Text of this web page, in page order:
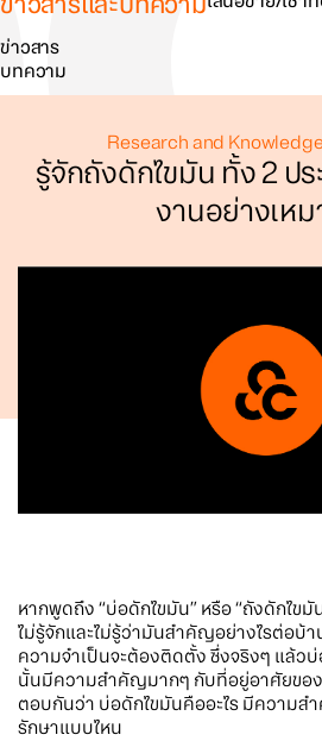
ค้นหา
ข่าวสาร
บทความ
Research and
รู้จักถังดักไขมัน ทั้ง 2 ปร
งานอย่างเหม
หากพูดถึง “บ่อดักไขมัน” หรือ “ถังดักไข
ไม่รู้จักและไม่รู้ว่ามันสำคัญอย่างไรต่อบ้า
ความจำเป็นจะต้องติดตั้ง ซึ่งจริงๆ แล้ว
นั้นมีความสำคัญมากๆ กับที่อยู่อาศัยของ
ตอบกันว่า บ่อดักไขมันคืออะไร มีความส
รักษาแบบไหน